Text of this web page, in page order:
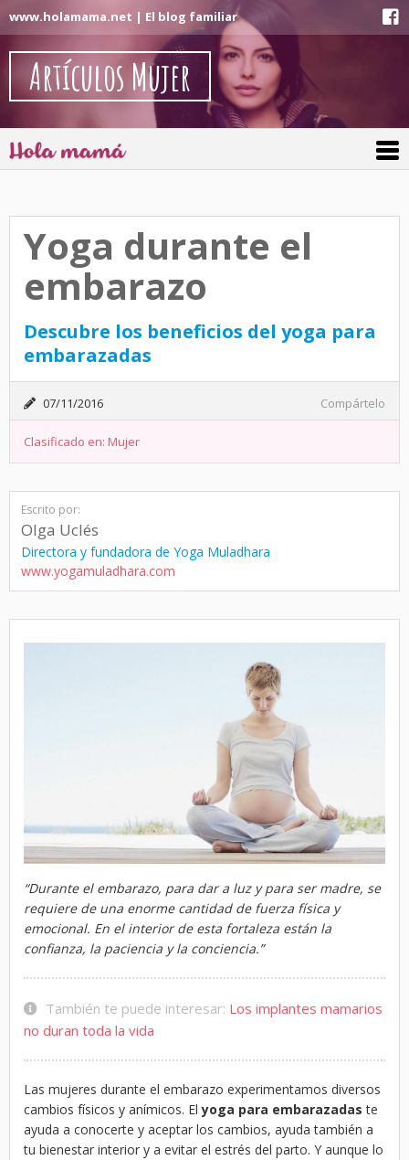
www.holamama.net | El blog familiar
Artículos Mujer
Yoga durante el
embarazo
Descubre los beneficios del yoga para
embarazadas
07/11/2016 Compártelo
Clasificado en: Mujer
Escrito por:
Olga Uclés
Directora y fundadora de Yoga Muladhara
www.yogamuladhara.com
“Durante el embarazo, para dar a luz y para ser madre, se
requiere de una enorme cantidad de fuerza física y
emocional. En el interior de esta fortaleza están la
confianza, la paciencia y la conciencia.”
También te puede interesar: Los implantes mamarios
no duran toda la vida
Las mujeres durante el embarazo experimentamos diversos
cambios físicos y anímicos. Elyoga para embarazadas te
ayuda a conocerte y aceptar los cambios, ayuda también a
tu bienestar interior y a evitar el estrés del parto. Y aunque lo